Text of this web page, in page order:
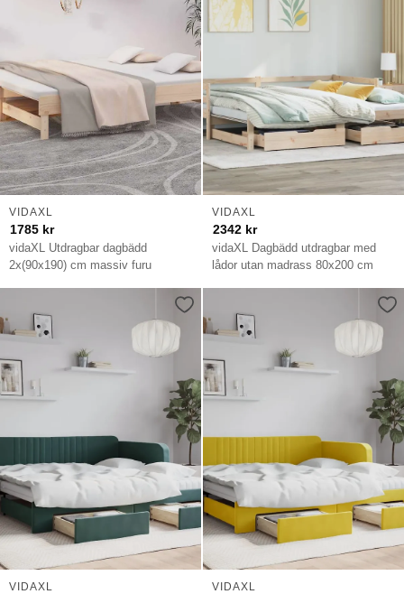
vidaXL Utdragbar dagbädd
2x(90x190) cm massiv furu
VIDAXL
1785 kr
vidaXL Dagbädd utdragbar med
lådor utan madrass 80x200 cm
VIDAXL
2342 kr
VIDAXL VIDAXL